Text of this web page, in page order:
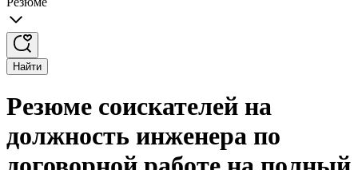
Найти
Резюме соискателей на
должность инженера по